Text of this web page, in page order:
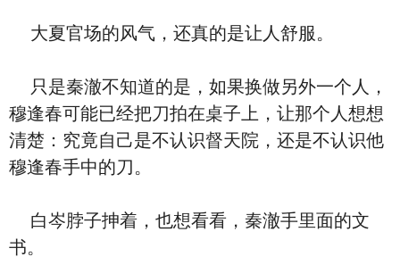
大夏官场的风气，还真的是让人舒服。
只是秦澈不知道的是，如果换做另外一个人，
穆逢春可能已经把刀拍在桌子上，让那个人想想
清楚：究竟自己是不认识督天院，还是不认识他
穆逢春手中的刀。
白岑脖子抻着，也想看看，秦澈手里面的文
书。